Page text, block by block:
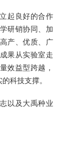
起良好的合作
研销协同、加
产、优质、广
果从实验室走
效益型跨越，
科技支撑。
以及大禹种业